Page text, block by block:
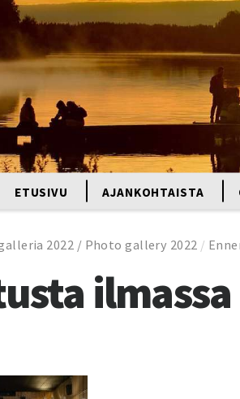
ETUSIVU AJANKOHTAISTA
2022 / Photo gallery 2022 /
ilmassa